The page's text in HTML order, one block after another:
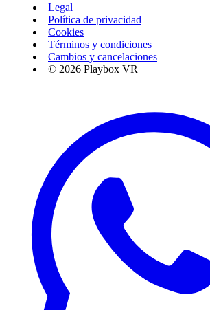
Legal
Política de privacidad
Cookies
Términos y condiciones
Cambios y cancelaciones
© 2026 Playbox VR